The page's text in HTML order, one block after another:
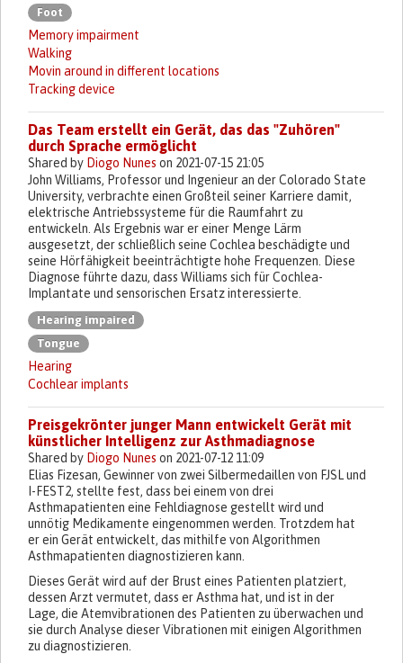
Foot
Memory impairment
Walking
Movin around in different locations
Tracking device
Das Team erstellt ein Gerät, das das "Zuhören"
durch Sprache ermöglicht
Shared by Diogo Nunes on 2021-07-15 21:05
John Williams, Professor und Ingenieur an der Colorado State
University, verbrachte einen Großteil seiner Karriere damit,
elektrische Antriebssysteme für die Raumfahrt zu
entwickeln. Als Ergebnis war er einer Menge Lärm
ausgesetzt, der schließlich seine Cochlea beschädigte und
seine Hörfähigkeit beeinträchtigte hohe Frequenzen. Diese
Diagnose führte dazu, dass Williams sich für Cochlea-
Implantate und sensorischen Ersatz interessierte.
Hearing impaired
Tongue
Hearing
Cochlear implants
Preisgekrönter junger Mann entwickelt Gerät mit
künstlicher Intelligenz zur Asthmadiagnose
Shared by Diogo Nunes on 2021-07-12 11:09
Elias Fizesan, Gewinner von zwei Silbermedaillen von FJSL und
I-FEST2, stellte fest, dass bei einem von drei
Asthmapatienten eine Fehldiagnose gestellt wird und
unnötig Medikamente eingenommen werden. Trotzdem hat
er ein Gerät entwickelt, das mithilfe von Algorithmen
Asthmapatienten diagnostizieren kann.
Dieses Gerät wird auf der Brust eines Patienten platziert,
dessen Arzt vermutet, dass er Asthma hat, und ist in der
Lage, die Atemvibrationen des Patienten zu überwachen und
sie durch Analyse dieser Vibrationen mit einigen Algorithmen
zu diagnostizieren.